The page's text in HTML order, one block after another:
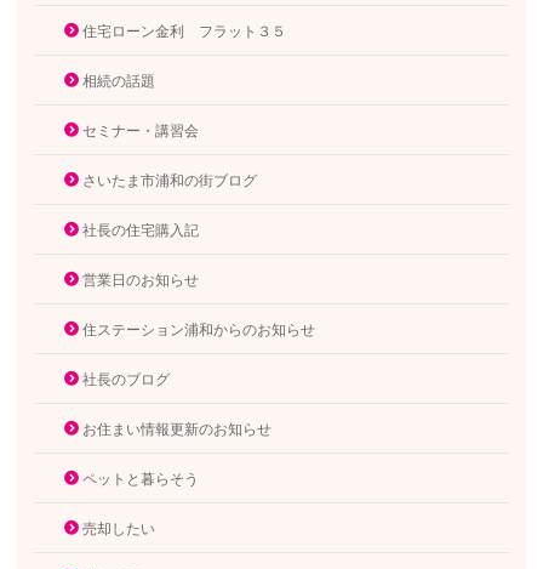
住宅ローン金利 フラット３５
相続の話題
セミナー・講習会
さいたま市浦和の街ブログ
社長の住宅購入記
営業日のお知らせ
住ステーション浦和からのお知らせ
社長のブログ
お住まい情報更新のお知らせ
ペットと暮らそう
売却したい